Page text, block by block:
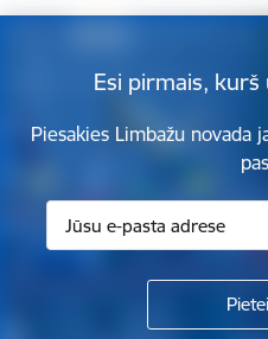
Esi pirmais, kurš
Piesakies Limbažu novada